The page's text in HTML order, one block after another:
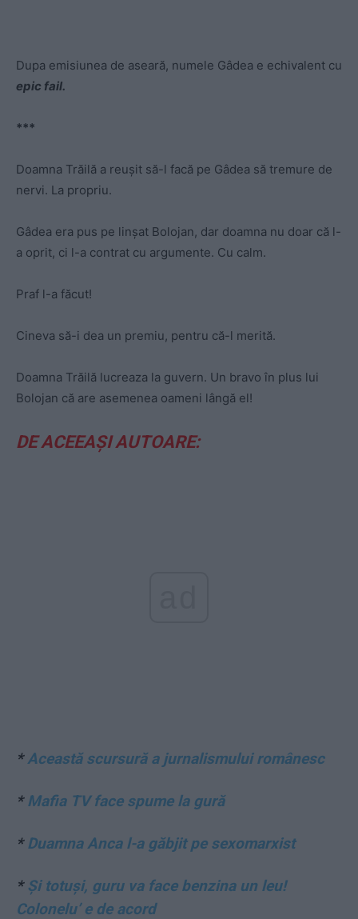
Dupa emisiunea de aseară, numele Gâdea e echivalent cu
epic fail.
***
Doamna Trăilă a reușit să-l facă pe Gâdea să tremure de
nervi. La propriu.
Gâdea era pus pe linșat Bolojan, dar doamna nu doar că l-
a oprit, ci l-a contrat cu argumente. Cu calm.
Praf l-a făcut!
Cineva să-i dea un premiu, pentru că-l merită.
Doamna Trăilă lucreaza la guvern. Un bravo în plus lui
Bolojan că are asemenea oameni lângă el!
DE ACEEAȘI AUTOARE:
*Această scursură a jurnalismului românesc
*Mafia TV face spume la gură
*Duamna Anca l-a găbjit pe sexomarxist
* Și totuși, guru va face benzina un leu!
Colonelu’ e de acord